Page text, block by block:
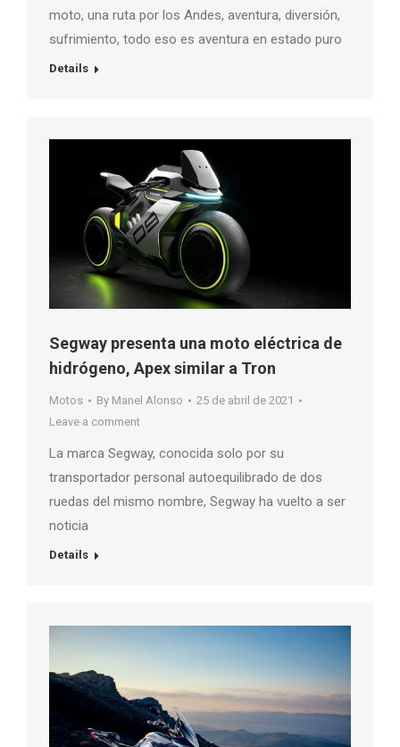
moto, una ruta por los Andes, aventura, diversión,
sufrimiento, todo eso es aventura en estado puro
Details
Segway presenta una moto eléctrica de
hidrógeno, Apex similar a Tron
Motos By Manel Alonso
25 de abril de 2021
Leave a comment
La marca Segway, conocida solo por su
transportador personal autoequilibrado de dos
ruedas del mismo nombre, Segway ha vuelto a ser
noticia
Details